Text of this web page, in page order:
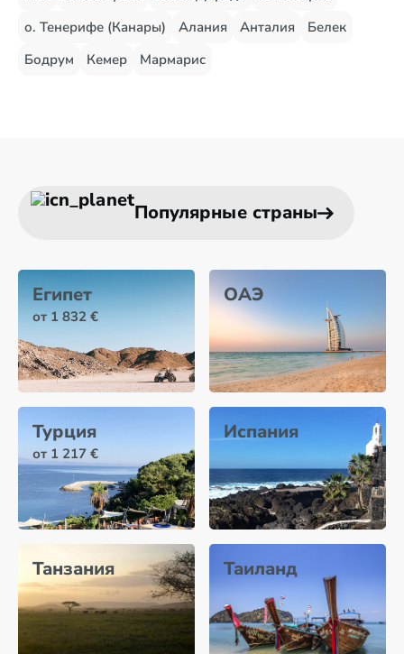
о. Тенерифе (Канары)
Алания Анталия
Белек
Бодрум
Кемер Мармарис
Популярные страны
Египет
от 1 832 €
ОАЭ
Турция
от 1 217 €
Испания
Танзания Таиланд